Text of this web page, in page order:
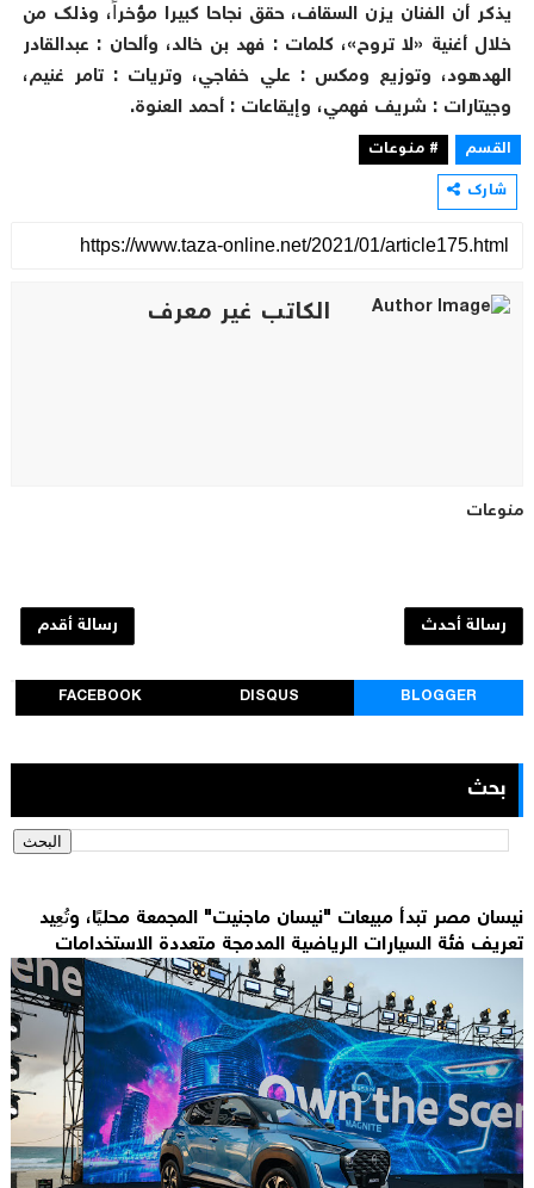
يذكر أن الفنان يزن السقاف، حقق نجاحا كبيرا مؤخراً، وذلك من
خلال أغنية «لا تروح»، كلمات : فهد بن خالد، وألحان : عبدالقادر
الهدهود، وتوزيع ومكس : علي خفاجي، وتريات : تامر غنيم،
وجيتارات : شريف فهمي، وإيقاعات : أحمد العنوة.
القسم
# منوعات
شارك
الكاتب غير معرف
منوعات
رسالة أحدث رسالة أقدم
BLOGGER
DISQUS
FACEBOOK
بحث
نيسان مصر تبدأ مبيعات "نيسان ماجنيت" المجمعة محليًا، وتُعِيد
تعريف فئة السيارات الرياضية المدمجة متعددة الاستخدامات